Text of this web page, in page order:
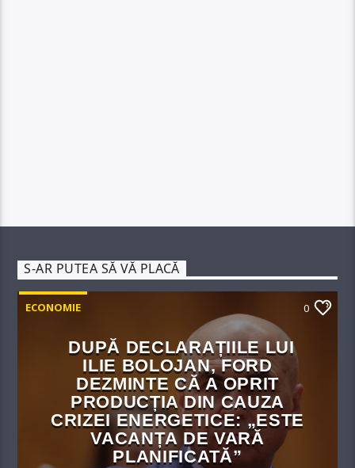
S-AR PUTEA SĂ VĂ PLACĂ
ECONOMIE 0
DUPĂ DECLARAȚIILE LUI
ILIE BOLOJAN, FORD
DEZMINTE CĂ A OPRIT
PRODUCȚIA DIN CAUZA
CRIZEI ENERGETICE: „ESTE
VACANȚA DE VARĂ
PLANIFICATĂ”